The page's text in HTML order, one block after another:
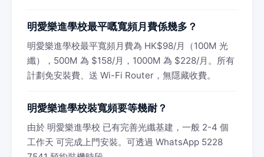
明愛樂進學校最平嘅寬頻月費係幾多？
明愛樂進學校最平寬頻月費為 HK$98/月（100M 光
纖），500M 為 $158/月，1000M 為 $228/月。所有
計劃免安裝費、送 Wi-Fi Router，無隱藏收費。
明愛樂進學校裝寬頻要等幾耐？
由於 明愛樂進學校 已有完善光纖基建，一般 2-4 個
工作天 可完成上門安裝。可透過 WhatsApp 5228